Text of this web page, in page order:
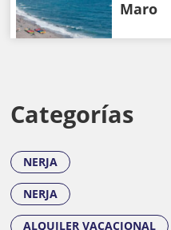
Maro
Categorías
NERJA
NERJA
ALQUILER VACACIONAL